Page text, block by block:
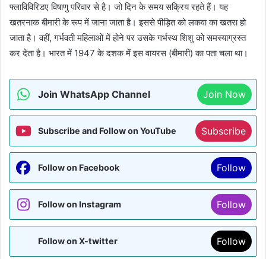
फ्लाविविरिडए विषाणु परिवार से है। जो दिन के समय सक्रिय रहते हैं। यह
खतरनाक बीमारी के रूप में जाना जाता है। इससे पीड़ित को लकवा का खतरा हो
जाता है। वहीं, गर्भवती महिलाओं में होने पर उसके गर्भस्थ शिशु को समस्याग्रस्त
कर देता है। भारत में 1947 के दशक में इस वायरस (बीमारी) का पता चला था।
Join WhatsApp Channel Join Now
Subscribe and Follow on YouTube Subscribe
Follow on Facebook Follow
Follow on Instagram Follow
Follow on X-twitter Follow